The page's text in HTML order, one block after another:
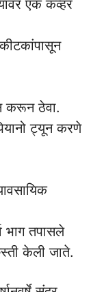
एक कव्हर
करून ठेवा.
ट्यून करणे
भाग तपासले
केली जाते.